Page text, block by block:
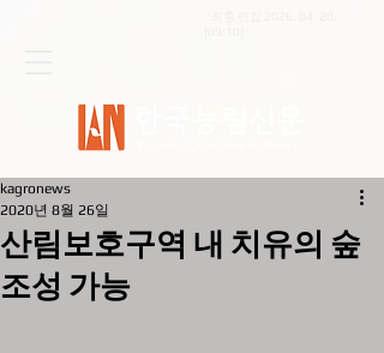
산림보호구역 내 치유의 숲
조성 가능
kagronews
2020년 8월 26일